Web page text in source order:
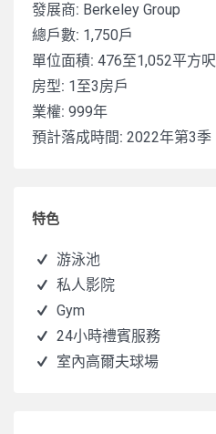
發展商: Berkeley Group
總戶數: 1,750戶
單位面積: 476至1,052平方呎
房型: 1至3房戶
業權: 999年
預計落成時間: 2022年第3季
特色
游泳池
私人影院
Gym
24小時禮賓服務
室內高爾夫球場